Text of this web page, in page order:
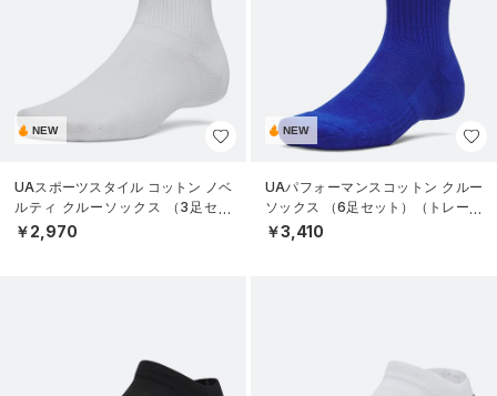
NEW
UAスポーツスタイル コットン ノベ
ルティ クルーソックス （3足セッ
ト）（トレーニング/UNISEX）
￥2,970
NEW
UAパフォーマンスコットン クルー
ソックス （6足セット）（トレーニ
ング/UNISEX）
￥3,410